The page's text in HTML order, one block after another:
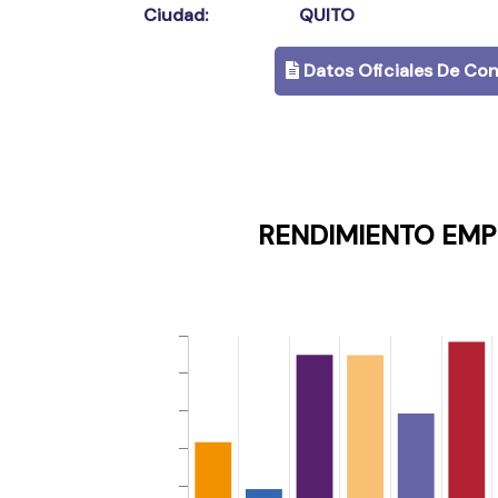
Ciudad: QUITO
Datos Oficiales De
RENDIMIENTO